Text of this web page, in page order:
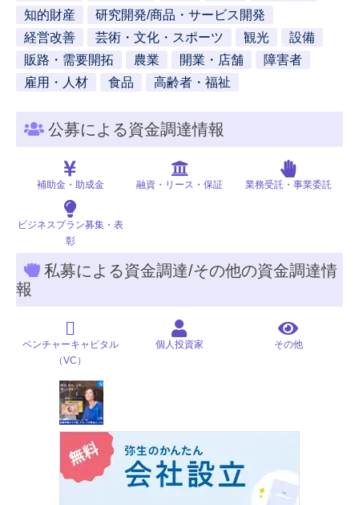
知的財産
研究開発/商品・サービス開発
経営改善
芸術・文化・スポーツ 観光
設備
販路・需要開拓
農業 開業・店舗
障害者
雇用・人材
食品 高齢者・福祉
公募による資金調達情報
補助金・助成金 融資・リース・保証 業務受託・事業委託
ビジネスプラン募集・表
彰
私募による資金調達/その他の資金調達情
報
ベンチャーキャピタル
（VC）
個人投資家 その他